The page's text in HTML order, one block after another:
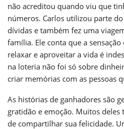
não acreditou quando viu que
números. Carlos utilizou parte
dívidas e também fez uma
família. Ele conta que a
relaxar e aproveitar a vida é
na loteria não foi só sobre
criar memórias com as pessoas
As histórias de ganhadores são
gratidão e emoção. Muitos
de compartilhar sua felicidade.